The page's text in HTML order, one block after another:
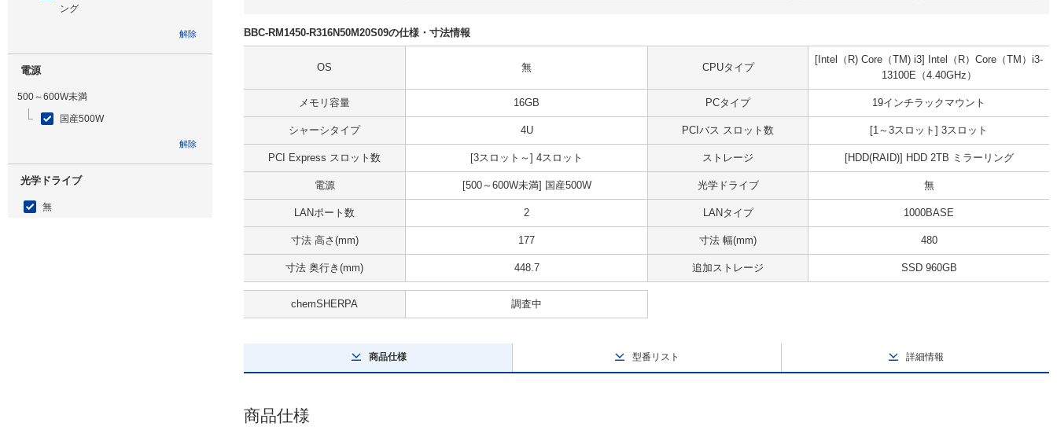
ング
解除
電源
500～600W未満
国産500W
解除
光学ドライブ
無
BBC-RM1450-R316N50M20S09の仕様・寸法情報
OS 無 CPUタイプ
[Intel（R) Core（TM) i3] Intel（R）Core（TM）i3-
13100E（4.40GHz）
メモリ容量 16GB PCタイプ 19インチラックマウント
シャーシタイプ 4U PCIバス スロット数 [1～3スロット] 3スロット
PCI Express スロット数 [3スロット～] 4スロット ストレージ [HDD(RAID)] HDD 2TB ミラーリング
電源 [500～600W未満] 国産500W 光学ドライブ 無
LANポート数 2 LANタイプ 1000BASE
寸法 高さ(mm) 177 寸法 幅(mm) 480
寸法 奥行き(mm) 448.7 追加ストレージ SSD 960GB
chemSHERPA 調査中
商品仕様 型番リスト 詳細情報
商品仕様